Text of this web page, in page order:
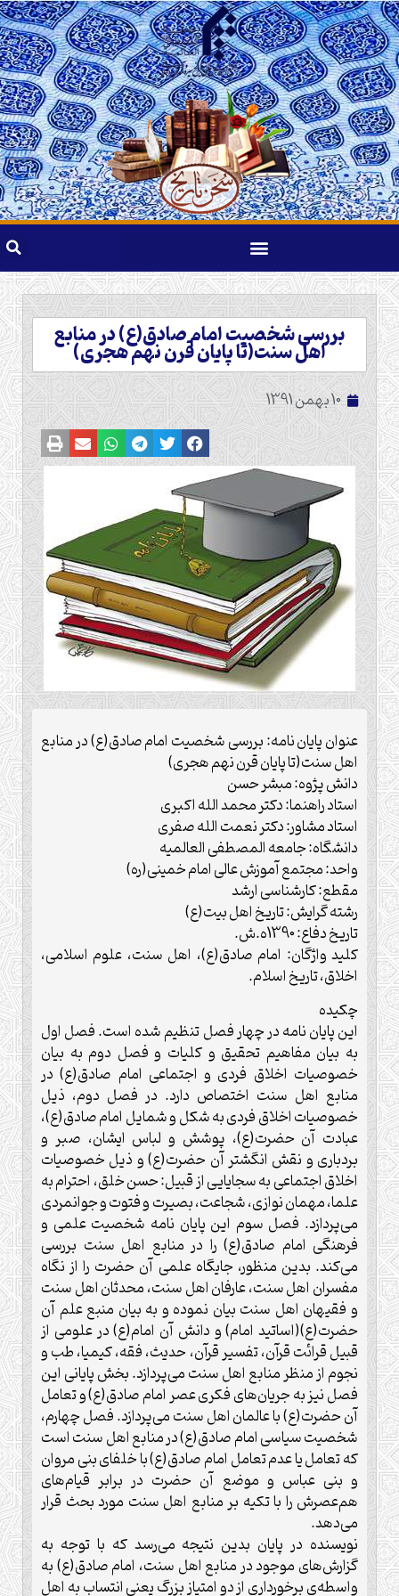
بررسی شخصیت امام صادق(ع) در منابع
اهل سنت(تا پایان قرن نهم هجری)
10 بهمن 1391
عنوان پایان نامه: بررسی شخصیت امام صادق(ع) در منابع
اهل سنت(تا پایان قرن نهم هجری)
دانش پژوه: مبشر حسن
استاد راهنما: دکتر محمد الله اکبری
استاد مشاور: دکتر نعمت الله صفری
دانشگاه: جامعه المصطفی العالمیه
واحد: مجتمع آموزش عالی امام خمینی(ره)
مقطع: کارشناسی ارشد
رشته گرایش: تاریخ اهل بیت(ع)
تاريخ دفاع: 1390ه.ش.
کلید واژگان: امام صادق(ع)، اهل سنت، علوم اسلامی،
اخلاق، تاریخ اسلام.
چکيده
این پایان نامه در چهار فصل تنظیم شده است. فصل اول
به بیان مفاهیم تحقیق و کلیات و فصل دوم به بیان
خصوصیات اخلاق فردی و اجتماعی امام صادق(ع) در
منابع اهل سنت اختصاص دارد. در فصل دوم، ذیل
خصوصیات اخلاق فردی به شکل و شمایل امام صادق(ع)،
عبادت آن حضرت(ع)، پوشش و لباس ایشان، صبر و
بردباری و نقش انگشتر آن حضرت(ع) و ذیل خصوصیات
اخلاق اجتماعی به سجایایی از قبیل: حسن خلق، احترام به
علما، مهمان نوازی، شجاعت، بصیرت و فتوت و جوانمردی
می‌پردازد. فصل سوم این پایان نامه شخصیت علمی و
فرهنگی امام صادق(ع) را در منابع اهل سنت بررسی
می‌کند. بدین منظور، جایگاه علمی آن حضرت را از نگاه
مفسران اهل سنت، عارفان اهل سنت، محدثان اهل سنت
و فقیهان اهل سنت بیان نموده و به بیان منبع علم آن
حضرت(ع)(اساتید امام) و دانش آن امام(ع) در علومی از
قبیل قرائت قرآن، تفسیر قرآن، حدیث، فقه، کیمیا، طب و
نجوم از منظر منابع اهل سنت می‌پردازد. بخش پایانی این
فصل نیز به جریان‌های فکری عصر امام صادق(ع) و تعامل
آن حضرت(ع) با عالمان اهل سنت می‌پردازد. فصل چهارم،
شخصیت سیاسی امام صادق(ع) در منابع اهل سنت است
که تعامل یا عدم تعامل امام صادق(ع) با خلفای بنی مروان
و بنی عباس و موضع آن حضرت در برابر قیام‌های
هم‌عصرش را با تکیه بر منابع اهل سنت مورد بحث قرار
می‌دهد.
نویسنده در پایان بدین نتیجه می‌رسد که با توجه به
گزارش‌های موجود در منابع اهل سنت، امام صادق(ع) به
واسطه‌ی برخورداری از دو امتیاز بزرگ یعنی انتساب به اهل